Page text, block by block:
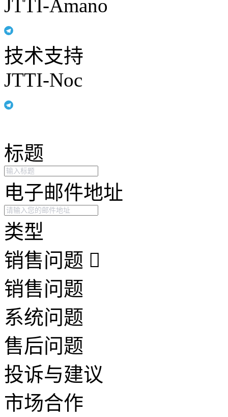
JTTI-Amano
技术支持
JTTI-Noc
标题
电子邮件地址
类型
销售问题
销售问题
系统问题
售后问题
投诉与建议
市场合作